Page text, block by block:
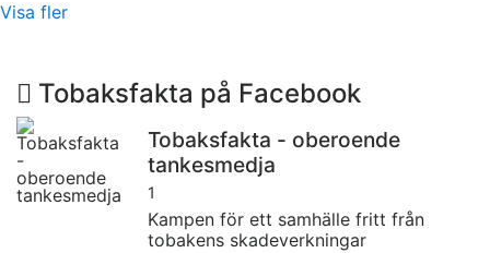
Visa fler
Tobaksfakta på Facebook
Tobaksfakta - oberoende
tankesmedja
1
Kampen för ett samhälle fritt från
tobakens skadeverkningar